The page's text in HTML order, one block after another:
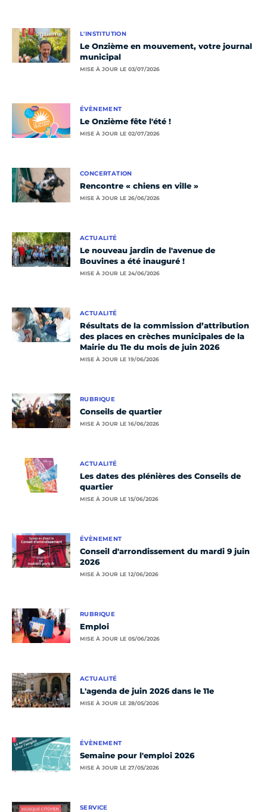
L'INSTITUTION
Le Onzième en mouvement, votre journal
municipal
MISE À JOUR LE 03/07/2026
ÉVÈNEMENT
Le Onzième fête l'été !
MISE À JOUR LE 02/07/2026
CONCERTATION
Rencontre « chiens en ville »
MISE À JOUR LE 26/06/2026
ACTUALITÉ
Le nouveau jardin de l'avenue de
Bouvines a été inauguré !
MISE À JOUR LE 24/06/2026
ACTUALITÉ
Résultats de la commission d’attribution
des places en crèches municipales de la
Mairie du 11e du mois de juin 2026
MISE À JOUR LE 19/06/2026
RUBRIQUE
Conseils de quartier
MISE À JOUR LE 16/06/2026
ACTUALITÉ
Les dates des plénières des Conseils de
quartier
MISE À JOUR LE 15/06/2026
ÉVÈNEMENT
Conseil d'arrondissement du mardi 9 juin
2026
MISE À JOUR LE 12/06/2026
RUBRIQUE
Emploi
MISE À JOUR LE 05/06/2026
ACTUALITÉ
L'agenda de juin 2026 dans le 11e
MISE À JOUR LE 28/05/2026
ÉVÈNEMENT
Semaine pour l'emploi 2026
MISE À JOUR LE 27/05/2026
SERVICE